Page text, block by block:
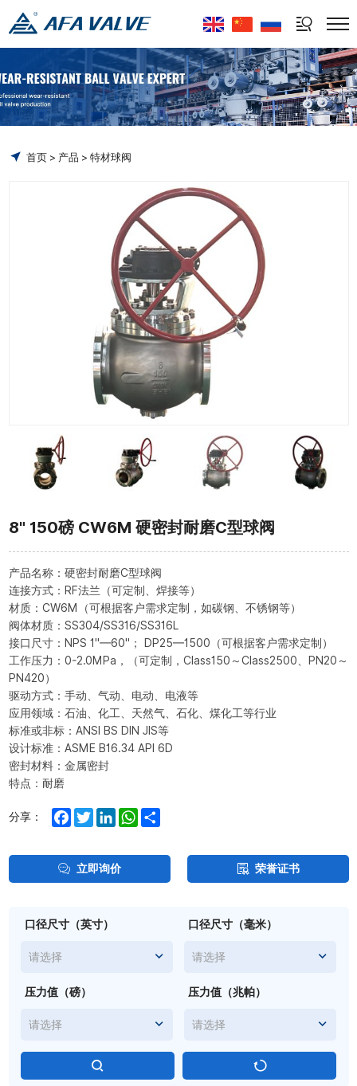
Select Language
首页 产品 特材球阀
8" 150磅 CW6M 硬密封耐磨C型球阀
产品名称：硬密封耐磨C型球阀
连接方式：RF法兰（可定制、焊接等）
材质：CW6M（可根据客户需求定制，如碳钢、不锈钢等）
阀体材质：SS304/SS316/SS316L
接口尺寸：NPS 1"—60"； DP25—1500（可根据客户需求定制）
工作压力：0-2.0MPa，（可定制，Class150～Class2500、PN20～
PN420）
驱动方式：手动、气动、电动、电液等
应用领域：石油、化工、天然气、石化、煤化工等行业
标准或非标：ANSI BS DIN JIS等
设计标准：ASME B16.34 API 6D
密封材料：金属密封
特点：耐磨
分享： Facebook
TwitterLinkedInWhatsApp
Share
立即询价 荣誉证书
压力值（磅）
请选择
压力值（兆帕）
请选择
口径尺寸（毫米）
请选择
口径尺寸（英寸）
请选择